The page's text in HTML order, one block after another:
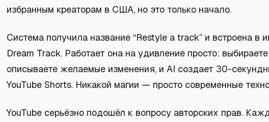
избранным креаторам в США, но это только начало.
Система получила название “Restyle a track” и встроена в
Dream Track. Работает она на удивление просто:
описываете желаемые изменения, и AI создает 30-
YouTube Shorts. Никакой магии — просто современные
YouTube серьёзно подошёл к вопросу авторских прав.